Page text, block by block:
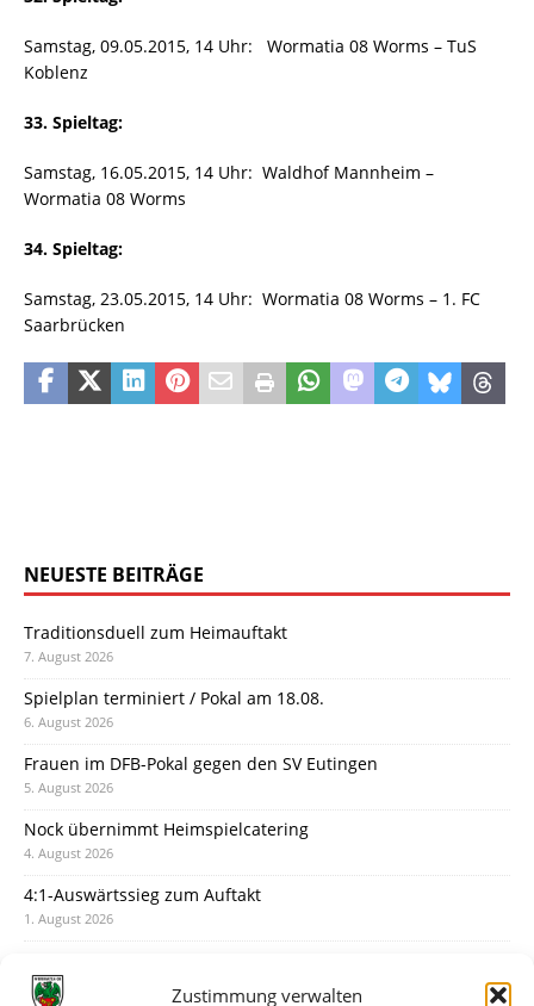
Zustimmung verwalten
Samstag, 09.05.2015, 14 Uhr: Wormatia 08 Worms – TuS
Koblenz
33. Spieltag:
Samstag, 16.05.2015, 14 Uhr: Waldhof Mannheim –
Wormatia 08 Worms
34. Spieltag:
Samstag, 23.05.2015, 14 Uhr: Wormatia 08 Worms – 1. FC
Saarbrücken
NEUESTE BEITRÄGE
Traditionsduell zum Heimauftakt
7. August 2026
Spielplan terminiert / Pokal am 18.08.
6. August 2026
Frauen im DFB-Pokal gegen den SV Eutingen
5. August 2026
Nock übernimmt Heimspielcatering
4. August 2026
4:1-Auswärtssieg zum Auftakt
1. August 2026
31. Juli 2026